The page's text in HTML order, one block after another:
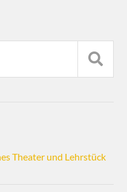
Theater und Lehrstück